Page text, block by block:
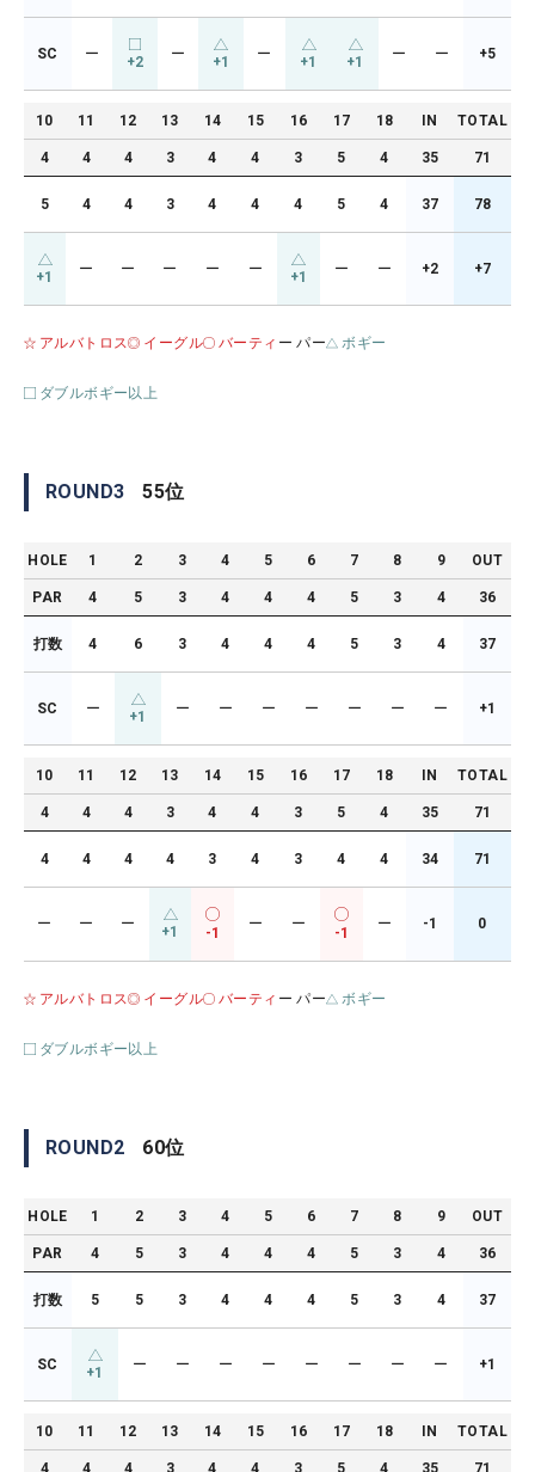
SC ー +2 ー +1 ー +1 +1 ー ー +5
10 11 12 13 14 15 16 17 18 IN TOTAL
4 4 4 3 4 4 3 5 4 35 71
5 4 4 3 4 4 4 5 4 37 78
+1 ー ー ー ー ー +1 ー ー +2 +7
アルバトロス イーグル バーティ ー パー ボギー
ダブルボギー以上
ROUND3 55位
HOLE 1 2 3 4 5 6 7 8 9 OUT
PAR 4 5 3 4 4 4 5 3 4 36
打数 4 6 3 4 4 4 5 3 4 37
SC ー +1 ー ー ー ー ー ー ー +1
10 11 12 13 14 15 16 17 18 IN TOTAL
4 4 4 3 4 4 3 5 4 35 71
4 4 4 4 3 4 3 4 4 34 71
ー ー ー +1 -1
ー ー
-1
ー -1 0
アルバトロス イーグル バーティ ー パー ボギー
ダブルボギー以上
ROUND2 60位
HOLE 1 2 3 4 5 6 7 8 9 OUT
PAR 4 5 3 4 4 4 5 3 4 36
打数 5 5 3 4 4 4 5 3 4 37
SC +1 ー ー ー ー ー ー ー ー +1
10 11 12 13 14 15 16 17 18 IN TOTAL